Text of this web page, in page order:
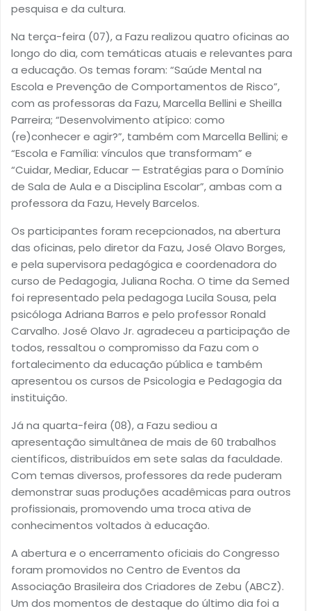
pesquisa e da cultura.
Na terça-feira (07), a Fazu realizou quatro oficinas ao
longo do dia, com temáticas atuais e relevantes para
a educação. Os temas foram: “Saúde Mental na
Escola e Prevenção de Comportamentos de Risco”,
com as professoras da Fazu, Marcella Bellini e Sheilla
Parreira; “Desenvolvimento atípico: como
(re)conhecer e agir?”, também com Marcella Bellini; e
“Escola e Família: vínculos que transformam” e
“Cuidar, Mediar, Educar — Estratégias para o Domínio
de Sala de Aula e a Disciplina Escolar”, ambas com a
professora da Fazu, Hevely Barcelos.
Os participantes foram recepcionados, na abertura
das oficinas, pelo diretor da Fazu, José Olavo Borges,
e pela supervisora pedagógica e coordenadora do
curso de Pedagogia, Juliana Rocha. O time da Semed
foi representado pela pedagoga Lucila Sousa, pela
psicóloga Adriana Barros e pelo professor Ronald
Carvalho. José Olavo Jr. agradeceu a participação de
todos, ressaltou o compromisso da Fazu com o
fortalecimento da educação pública e também
apresentou os cursos de Psicologia e Pedagogia da
instituição.
Já na quarta-feira (08), a Fazu sediou a
apresentação simultânea de mais de 60 trabalhos
científicos, distribuídos em sete salas da faculdade.
Com temas diversos, professores da rede puderam
demonstrar suas produções acadêmicas para outros
profissionais, promovendo uma troca ativa de
conhecimentos voltados à educação.
A abertura e o encerramento oficiais do Congresso
foram promovidos no Centro de Eventos da
Associação Brasileira dos Criadores de Zebu (ABCZ).
Um dos momentos de destaque do último dia foi a